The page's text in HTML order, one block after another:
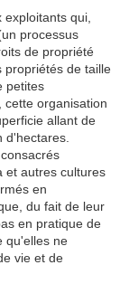
qui,
processus
de propriété
propriétés de taille
petites
cette organisation
allant de
d'hectares.
et autres cultures
en
du fait de leur
en pratique de
qu'elles ne
vie et de